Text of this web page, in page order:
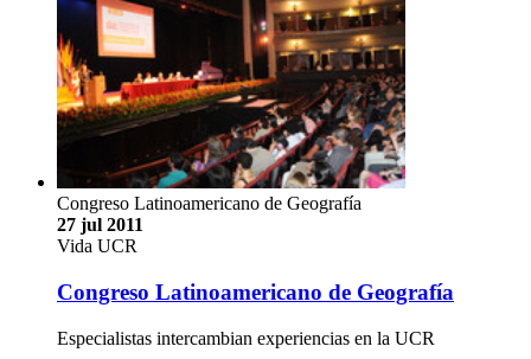
Congreso Latinoamericano de Geografía
27 jul 2011
Vida UCR
Congreso Latinoamericano de Geografía
Especialistas intercambian experiencias en la UCR